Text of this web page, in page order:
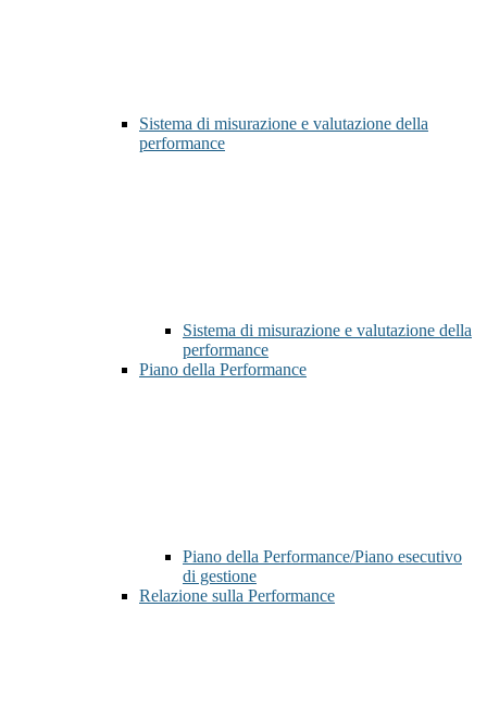
Sistema di misurazione e valutazione della
performance
Sistema di misurazione e valutazione della
performance
Piano della Performance
Piano della Performance/Piano esecutivo
di gestione
Relazione sulla Performance